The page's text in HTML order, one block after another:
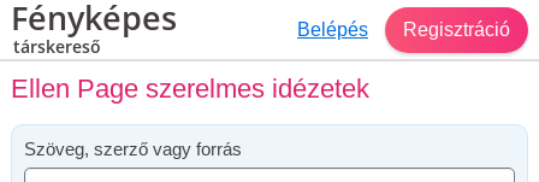
Fényképes
társkereső
Belépés Regisztráció
Ellen Page szerelmes idézetek
Szöveg, szerző vagy forrás